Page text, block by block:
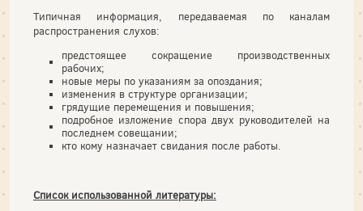
Типичная информация, передаваемая по каналам
распространения слухов:
предстоящее сокращение производственных
рабочих;
новые меры по указаниям за опоздания;
изменения в структуре организации;
грядущие перемещения и повышения;
подробное изложение спора двух руководителей на
последнем совещании;
кто кому назначает свидания после работы.
Список использованной литературы: